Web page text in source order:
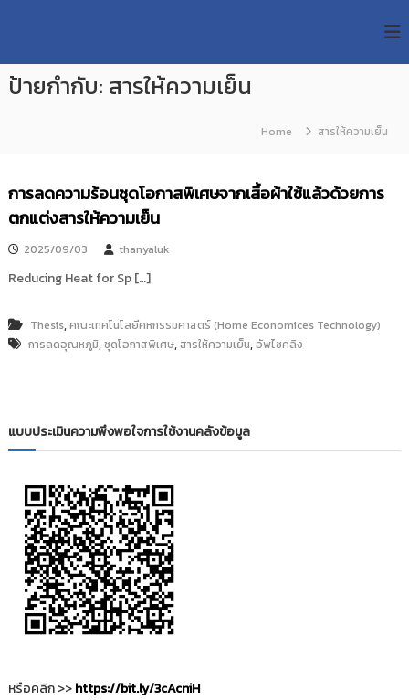
p
U
T
e
a
r
c
R
e
i
t
r
y
ค
ลั
ง
ข้
อ
ล
วิ
ท
ท
โ
ล
า
ช
ญ
บุ
ป้ายกำกับ: สารให้ความเย็น
Home สารให้ความเย็น
การลดความร้อนชุดโอกาสพิเศษจากเสื้อผ้าใช้แล้วด้วยการ
ตกแต่งสารให้ความเย็น
2025/09/03 thanyaluk
Reducing Heat for Sp […]
Thesis,คณะเทคโนโลยีคหกรรมศาสตร์ (Home Economices Technology)
การลดอุณหภูมิ,ชุดโอกาสพิเศษ, สารให้ความเย็น,อัพไซคลิง
แบบประเมินความพึงพอใจการใช้งานคลังข้อมูล
หรือคลิก >>https://bit.ly/3cAcniH